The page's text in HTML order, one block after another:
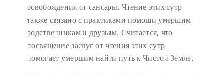
освобождения от сансары. Чтение этих сутр
также связано с практиками помощи умершим
родственникам и друзьям. Считается, что
посвящение заслуг от чтения этих сутр
помогает умершим найти путь к Чистой Земле.